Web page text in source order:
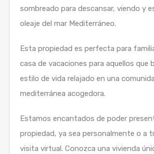
sombreado para descansar, viendo y
oleaje del mar Mediterráneo.
Esta propiedad es perfecta para
casa de vacaciones para aquellos que
estilo de vida relajado en una
mediterránea acogedora.
Estamos encantados de poder
propiedad, ya sea personalmente o a
visita virtual. Conozca una vivienda